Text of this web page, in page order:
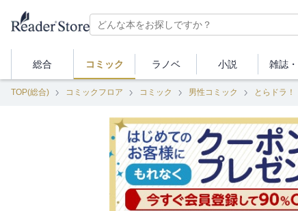
総合 コミック ラノベ 小説 雑誌・
TOP(総合) コミックフロア コミック 男性コミック とらドラ！